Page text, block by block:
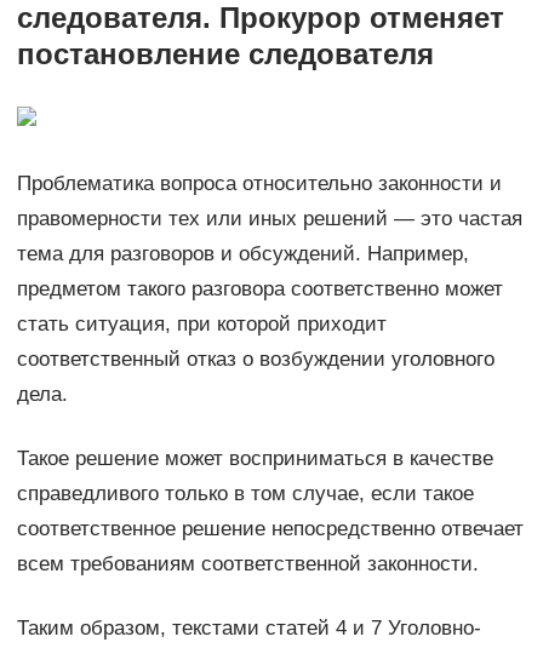
следователя. Прокурор отменяет
постановление следователя
Проблематика вопроса относительно законности и
правомерности тех или иных решений — это частая
тема для разговоров и обсуждений. Например,
предметом такого разговора соответственно может
стать ситуация, при которой приходит
соответственный отказ о возбуждении уголовного
дела.
Такое решение может восприниматься в качестве
справедливого только в том случае, если такое
соответственное решение непосредственно отвечает
всем требованиям соответственной законности.
Таким образом, текстами статей 4 и 7 Уголовно-